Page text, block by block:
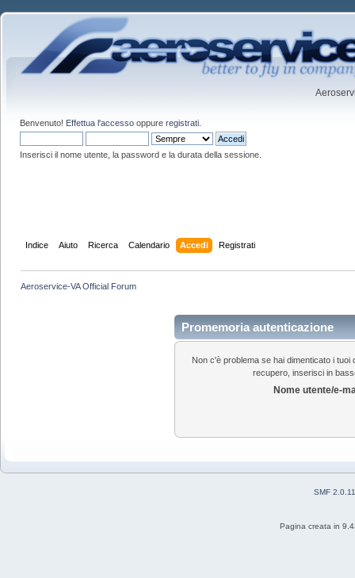
Benvenuto! Effettua l'accesso oppure registrati
Inserisci il nome utente, la password e la durata della sessione.
Indice Aiuto Ricerca Calendario Accedi Registrati
Aeroservice-VA Official Forum
Promemoria autenticazione
Non c'è problema se hai dimenticato i
recupero, inserisci in
Nome utente/e-
SMF 2.0.11
Pagina creata in